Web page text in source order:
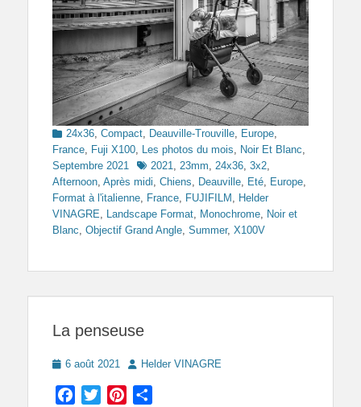
Categories
24x36 Compact Deauville-Trouville Europe
France
Fuji X100 Les photos du mois Noir Et Blanc
Septembre 2021
Tags2021 23mm 24x36 3x2
Afternoon Après midi Chiens Deauville Eté Europe
Format à l'italienne
France FUJIFILM
Helder
VINAGRE
Landscape Format Monochrome
Noir et
Blanc Objectif Grand Angle Summer, X100V
La penseuse
Posted
6 août 2021 AuthorHelder VINAGRE
Facebook
TwitterPinterest